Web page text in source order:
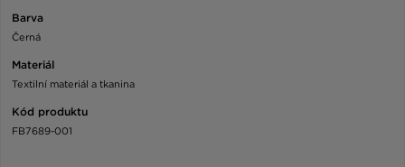
Barva
Černá
Materiál
Textilní materiál a tkanina
Kód produktu
FB7689-001